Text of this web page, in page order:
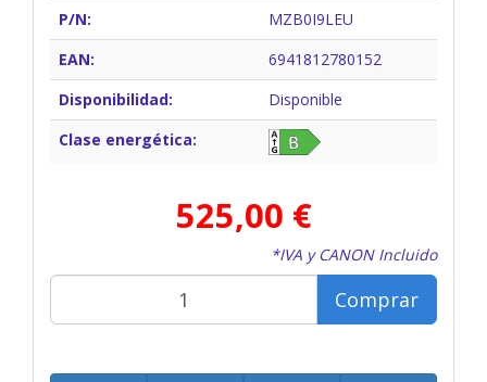
P/N:
MZB0I9LEU
EAN:
6941812780152
Disponibilidad:
Disponible
Clase energética:
525,00 €
*IVA y CANON Incluido
Comprar